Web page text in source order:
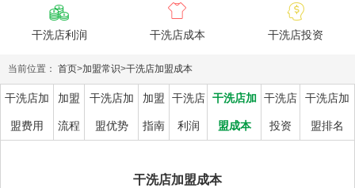

干洗店利润

干洗店成本

干洗店投资
当前位置： 首页>加盟常识>干洗店加盟成本
干洗店加
盟费用
加盟
流程
干洗店加
盟优势
加盟
指南
干洗店
利润
干洗店加
盟成本
干洗店
投资
干洗店加
盟排名
干洗店加盟成本